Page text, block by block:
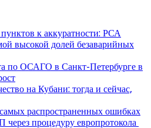
к аккуратности: РСА
высокой долей безаварийных
по ОСАГО в Санкт-Петербурге в
на Кубани: тогда и сейчас,
распространенных ошибках
процедуру европротокола